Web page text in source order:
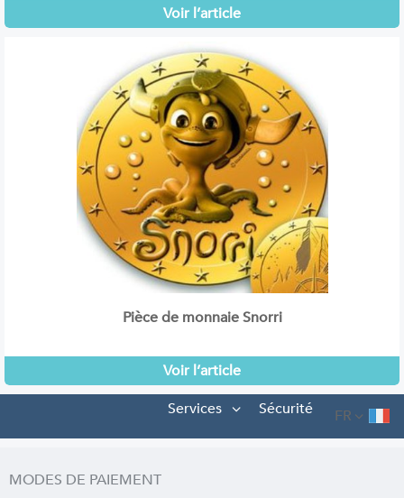
Voir l’article
Pièce de monnaie Snorri
Voir l’article
FR
Sécurité
Services
MODES DE PAIEMENT